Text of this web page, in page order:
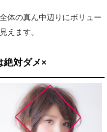
体の真ん中辺りにボリュー
えます。
絶対ダメ×